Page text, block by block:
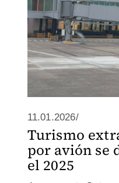
11.01.2026/
Turismo
por avión se
el 2025